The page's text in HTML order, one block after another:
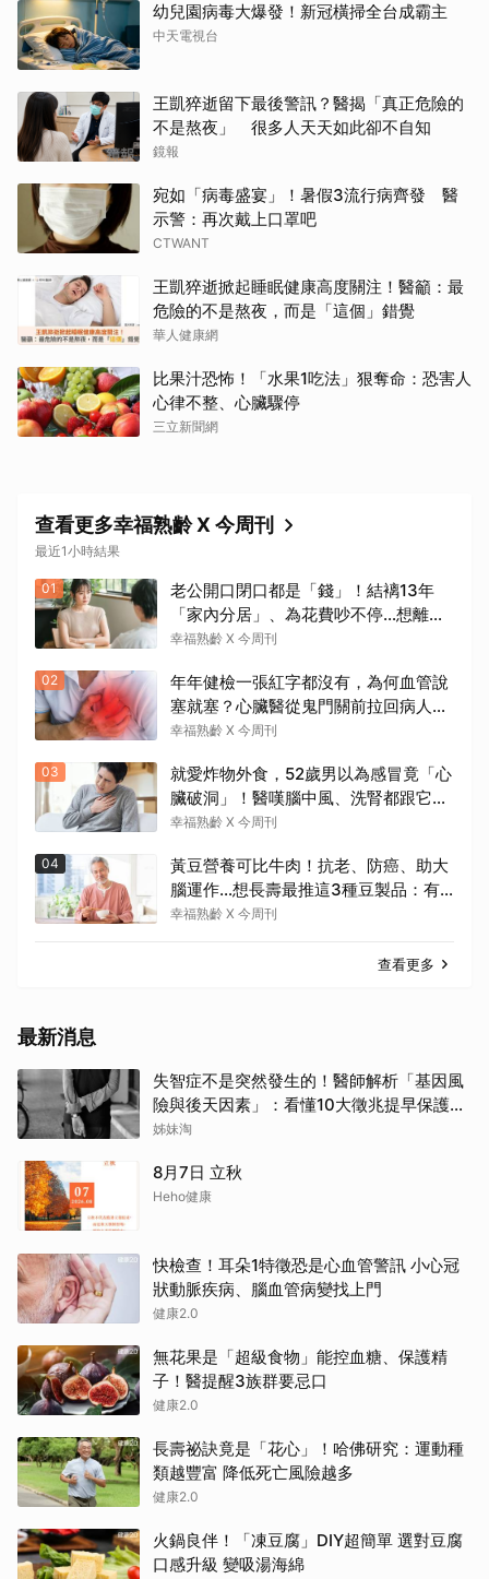
幼兒園病毒大爆發！新冠橫掃全台成霸主
中天電視台
王凱猝逝留下最後警訊？醫揭「真正危險的
不是熬夜」 很多人天天如此卻不自知
鏡報
宛如「病毒盛宴」！暑假3流行病齊發 醫
示警：再次戴上口罩吧
CTWANT
王凱猝逝掀起睡眠健康高度關注！醫籲：最
危險的不是熬夜，而是「這個」錯覺
華人健康網
比果汁恐怖！「水果1吃法」狠奪命：恐害人
心律不整、心臟驟停
三立新聞網
查看更多幸福熟齡 X 今周刊
最近1小時結果
01
老公開口閉口都是「錢」！結褵13年
「家內分居」、為花費吵不停…想離婚
卻怕養不活自己：還要忍3年？
幸福熟齡 X 今周刊
02
年年健檢一張紅字都沒有，為何血管說
塞就塞？心臟醫從鬼門關前拉回病人：
會不會心梗要看對數字
幸福熟齡 X 今周刊
03
就愛炸物外食，52歲男以為感冒竟「心
臟破洞」！醫嘆腦中風、洗腎都跟它有
關：4警訊是心臟在呼救
幸福熟齡 X 今周刊
04
黃豆營養可比牛肉！抗老、防癌、助大
腦運作…想長壽最推這3種豆製品：有
了它就不需要醫生
幸福熟齡 X 今周刊
查看更多
最新消息
失智症不是突然發生的！醫師解析「基因風
險與後天因素」：看懂10大徵兆提早保護大
腦
姊妹淘
8月7日 立秋
Heho健康
快檢查！耳朵1特徵恐是心血管警訊 小心冠
狀動脈疾病、腦血管病變找上門
健康2.0
無花果是「超級食物」能控血糖、保護精
子！醫提醒3族群要忌口
健康2.0
長壽祕訣竟是「花心」！哈佛研究：運動種
類越豐富 降低死亡風險越多
健康2.0
火鍋良伴！「凍豆腐」DIY超簡單 選對豆腐
口感升級 變吸湯海綿